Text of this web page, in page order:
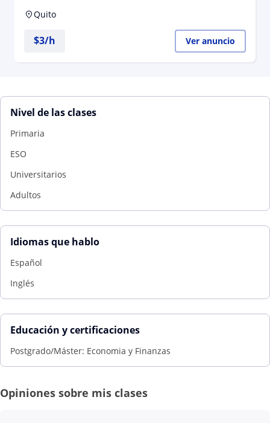
Quito
$3/h Ver anuncio
Nivel de las clases
Primaria
ESO
Universitarios
Adultos
Idiomas que hablo
Español
Inglés
Educación y certificaciones
Postgrado/Máster: Economia y Finanzas
Opiniones sobre mis clases